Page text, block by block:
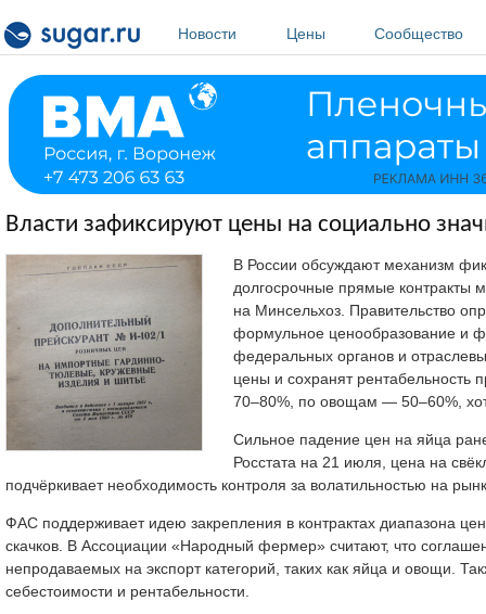
Новости
Цены Сообщество
Власти зафиксируют цены на социально
В России обсуждают механизм
долгосрочные прямые контракты
на Минсельхоз. Правительство
формульное ценообразование и
федеральных органов и
цены и сохранят рентабельность
70–80%, по овощам — 50–60%,
Сильное падение цен на яйца
Росстата на 21 июля, цена на
подчёркивает необходимость контроля за волатильностью на
ФАС поддерживает идею закрепления в контрактах диапазона
скачков. В Ассоциации «Народный фермер» считают, что
непродаваемых на экспорт категорий, таких как яйца и овощи.
себестоимости и рентабельности.